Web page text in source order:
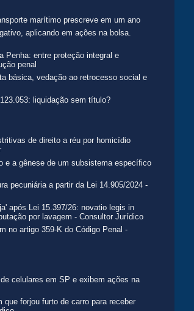
marítimo prescreve em um ano
aplicando em ações na bolsa.
Penha: entre proteção integral e
penal
básica, vedação ao retrocesso social e
liquidação sem título?
de direito a réu por homicídio
e a gênese de um subsistema específico
pecuniária a partir da Lei 14.905/2024 -
após Lei 15.397/26: novatio legis in
por lavagem - Consultor Jurídico
no artigo 359-K do Código Penal -
de celulares em SP e exibem ações na
que forjou furto de carro para receber